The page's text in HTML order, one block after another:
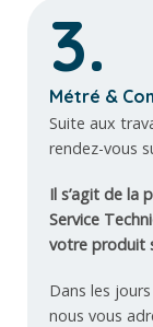
3.
Métré &
Suite aux
rendez-vous
Il s’agit de la
Service
votre produit
Dans les
nous vous